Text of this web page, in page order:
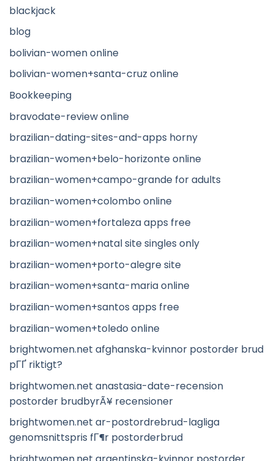
blackjack
blog
bolivian-women online
bolivian-women+santa-cruz online
Bookkeeping
bravodate-review online
brazilian-dating-sites-and-apps horny
brazilian-women+belo-horizonte online
brazilian-women+campo-grande for adults
brazilian-women+colombo online
brazilian-women+fortaleza apps free
brazilian-women+natal site singles only
brazilian-women+porto-alegre site
brazilian-women+santa-maria online
brazilian-women+santos apps free
brazilian-women+toledo online
brightwomen.net afghanska-kvinnor postorder brud
pГҐ riktigt?
brightwomen.net anastasia-date-recension
postorder brudbyrÃ¥ recensioner
brightwomen.net ar-postordrebrud-lagliga
genomsnittspris fГ¶r postorderbrud